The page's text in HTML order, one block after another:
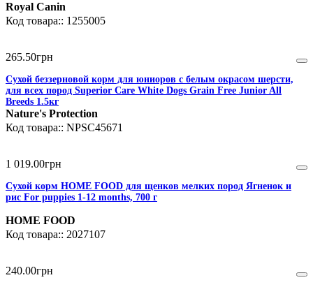
Royal Canin
1255005
265.50грн
Сухой беззерновой корм для юниоров с белым окрасом шерсти,
для всех пород Superior Care White Dogs Grain Free Junior All
Breeds 1.5кг
Nature's Protection
NPSC45671
1 019.00грн
Сухой корм HOME FOOD для щенков мелких пород Ягненок и
рис For puppies 1-12 months, 700 г
HOME FOOD
2027107
240.00грн